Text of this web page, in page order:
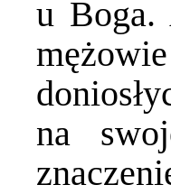
u Boga.
na